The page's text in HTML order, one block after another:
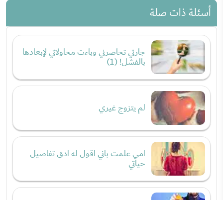
أسئلة ذات صلة
جارتي تحاصرني وباءت محاولاتي لإبعادها
بالفشل! (1)
لم يتزوج غيري
امي علمت باني اقول له ادق تفاصيل
حياتي